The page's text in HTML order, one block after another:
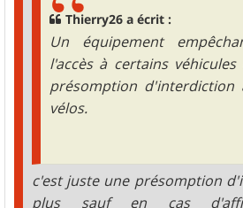
Thierry26 a écrit :
Un équipement
l'accès à certains
présomption
vélos.
c'est juste une présomption
plus sauf en cas